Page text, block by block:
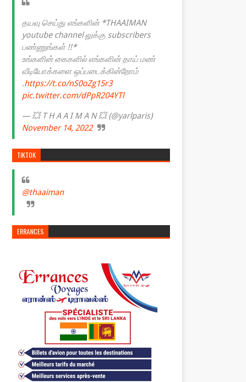
தயவு செய்து எங்களின் *THAAIMAN
youtube channel லுக்கு subscribers
பண்ணுங்கள் !!*
உங்களின் கைகளில் எங்களின் தாய் மண்
வீடியோக்களை ஒப்படைக்கின்றோம்
.https://t.co/nS0oZg15r3
pic.twitter.com/dPpR204YTl
— 💥 T H A A I M A N 💥 (@yarlparis)
November 14, 2022
TIKTOK
@thaaiman
ERRANCES